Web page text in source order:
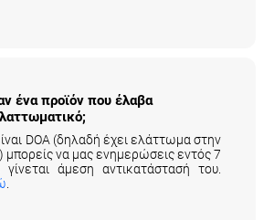
ένα προϊόν που έλαβα
DOA (δηλαδή έχει ελάττωμα στην
μπορείς να μας ενημερώσεις εντός 7
άμεση αντικατάστασή του.